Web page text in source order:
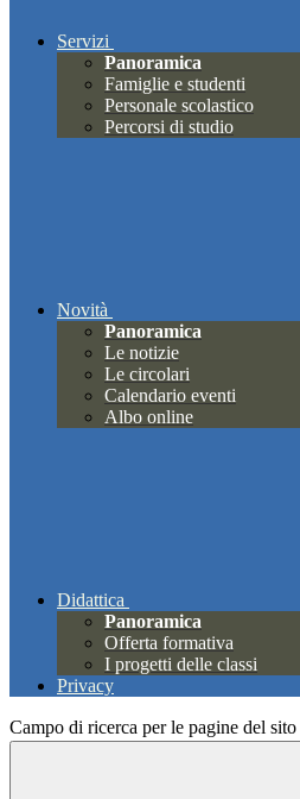
Servizi
Panoramica
Famiglie e studenti
Personale scolastico
Percorsi di studio
Novità
Panoramica
Le notizie
Le circolari
Calendario eventi
Albo online
Didattica
Panoramica
Offerta formativa
I progetti delle classi
Privacy
Campo di ricerca per le pagine del sito